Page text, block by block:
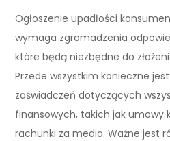
Ogłoszenie upadłości
wymaga zgromadzenia
które będą niezbędne do
Przede wszystkim konieczne
zaświadczeń dotyczących
finansowych, takich jak umowy
rachunki za media. Ważne jest